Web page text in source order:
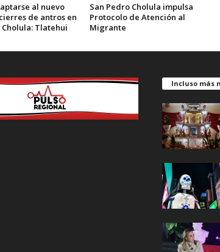
al nuevo
de antros en
Cholula: Tlatehui
San Pedro Cholula impulsa
Protocolo de Atención al
Migrante
Incluso más